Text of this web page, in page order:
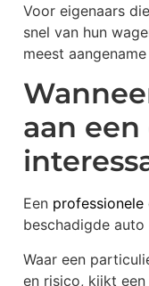
Voor eigenaars
snel van hun
meest
aan
Een
beschadigde
Waar een
en risico, kijkt